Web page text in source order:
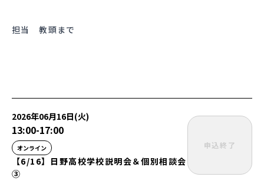
担当 教頭まで
2026年06月16日(火)
13:00-17:00
オンライン
【6/16】日野高校学校説明会＆個別相談会
③
申込終了